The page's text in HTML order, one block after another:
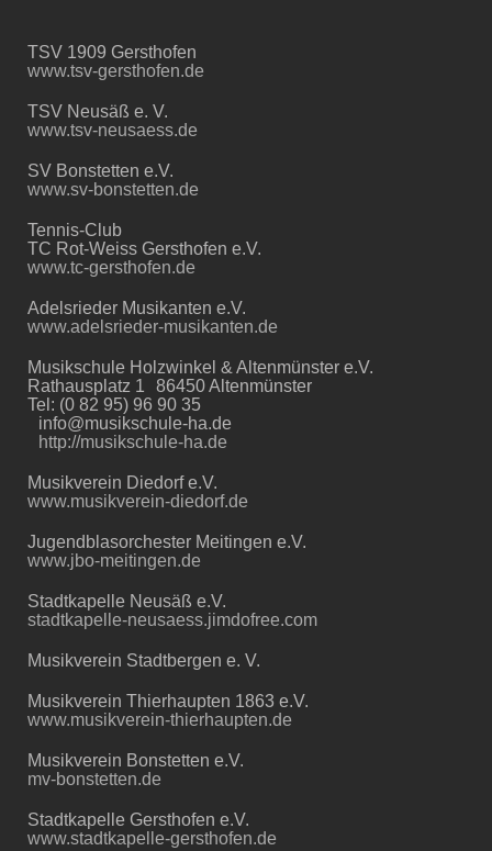
TSV 1909 Gersthofen
www.tsv-gersthofen.de
TSV Neusäß e. V.
www.tsv-neusaess.de
SV Bonstetten e.V.
www.sv-bonstetten.de
Tennis-Club
TC Rot-Weiss Gersthofen e.V.
www.tc-gersthofen.de
Adelsrieder Musikanten e.V.
www.adelsrieder-musikanten.de
Musikschule Holzwinkel & Altenmünster e.V.
Rathausplatz 1 86450 Altenmünster
Tel: (0 82 95) 96 90 35
info@musikschule-ha.de
http://musikschule-ha.de
Musikverein Diedorf e.V.
www.musikverein-diedorf.de
Jugendblasorchester Meitingen e.V.
www.jbo-meitingen.de
Stadtkapelle Neusäß e.V.
stadtkapelle-neusaess.jimdofree.com
Musikverein Stadtbergen e. V.
Musikverein Thierhaupten 1863 e.V.
www.musikverein-thierhaupten.de
Musikverein Bonstetten e.V.
mv-bonstetten.de
Stadtkapelle Gersthofen e.V.
www.stadtkapelle-gersthofen.de